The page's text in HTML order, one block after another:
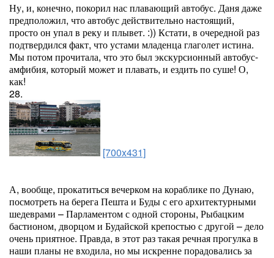
Ну, и, конечно, покорил нас плавающий автобус. Даня даже
предположил, что автобус действительно настоящий,
просто он упал в реку и плывет. :)) Кстати, в очередной раз
подтвердился факт, что устами младенца глаголет истина.
Мы потом прочитала, что это был экскурсионный автобус-
амфибия, который может и плавать, и ездить по суше! О,
как!
28.
[700x431]
А, вообще, прокатиться вечерком на кораблике по Дунаю,
посмотреть на берега Пешта и Буды с его архитектурными
шедеврами – Парламентом с одной стороны, Рыбацким
бастионом, дворцом и Будайской крепостью с другой – дело
очень приятное. Правда, в этот раз такая речная прогулка в
наши планы не входила, но мы искренне порадовались за